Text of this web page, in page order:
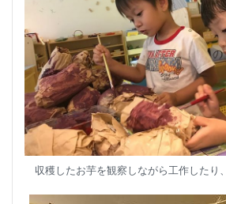
収穫したお芋を観察しながら工作したり